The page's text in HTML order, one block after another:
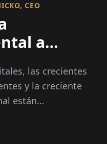
CEO
a
las crecientes
y la creciente
están